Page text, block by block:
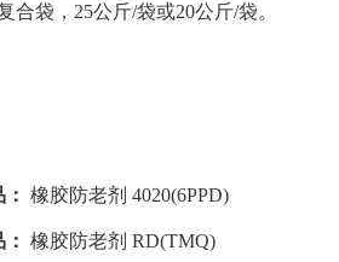
合袋，25公斤/袋或20公斤/袋。
橡胶防老剂 4020(6PPD)
橡胶防老剂 RD(TMQ)